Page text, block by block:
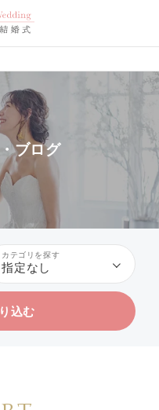
ブログ
カテゴリを探す
指定なし
込む